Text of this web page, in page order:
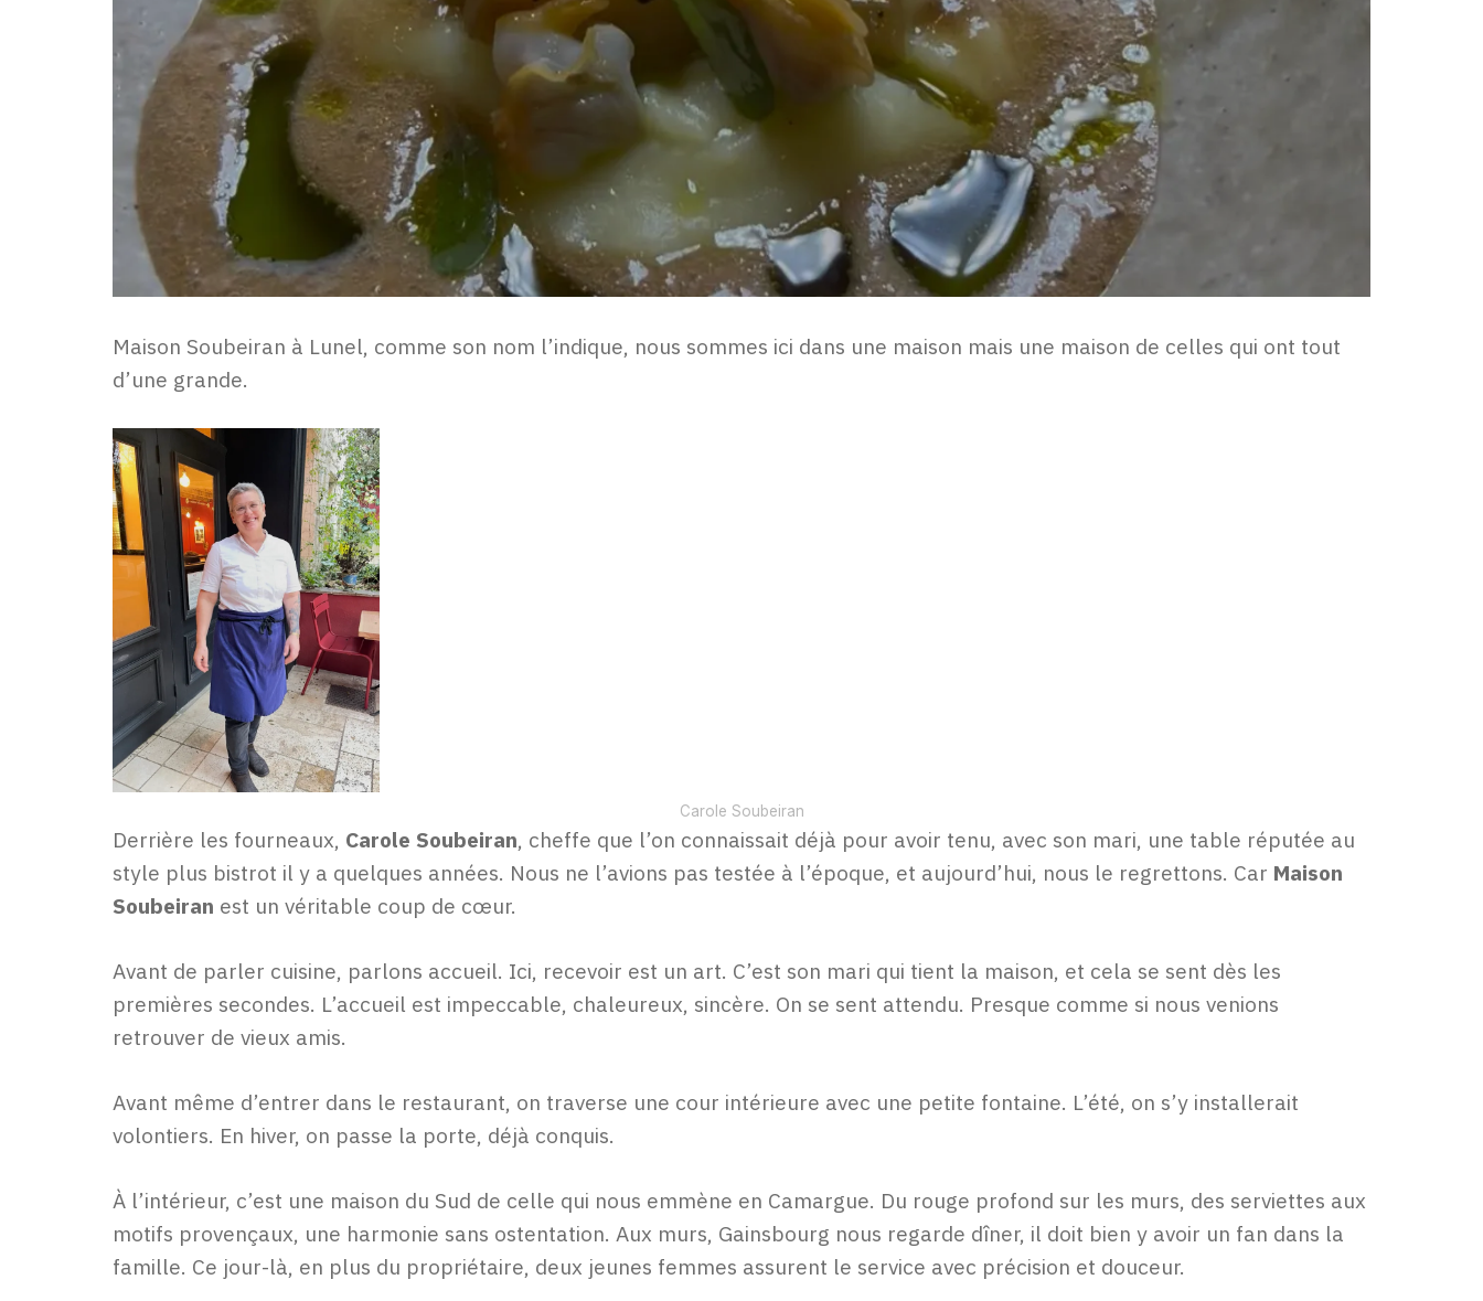
Maison Soubeiran à Lunel, comme son nom l’indique, nous sommes ici dans une maison mais une maison de celles qui ont tout
d’une grande.
Carole Soubeiran
Derrière les fourneaux, Carole Soubeiran, cheffe que l’on connaissait déjà pour avoir tenu, avec son mari, une table réputée au
style plus bistrot il y a quelques années. Nous ne l’avions pas testée à l’époque, et aujourd’hui, nous le regrettons. Car Maison
Soubeiran est un véritable coup de cœur.
Avant de parler cuisine, parlons accueil. Ici, recevoir est un art. C’est son mari qui tient la maison, et cela se sent dès les
premières secondes. L’accueil est impeccable, chaleureux, sincère. On se sent attendu. Presque comme si nous venions
retrouver de vieux amis.
Avant même d’entrer dans le restaurant, on traverse une cour intérieure avec une petite fontaine. L’été, on s’y installerait
volontiers. En hiver, on passe la porte, déjà conquis.
À l’intérieur, c’est une maison du Sud de celle qui nous emmène en Camargue. Du rouge profond sur les murs, des serviettes aux
motifs provençaux, une harmonie sans ostentation. Aux murs, Gainsbourg nous regarde dîner, il doit bien y avoir un fan dans la
famille. Ce jour-là, en plus du propriétaire, deux jeunes femmes assurent le service avec précision et douceur.